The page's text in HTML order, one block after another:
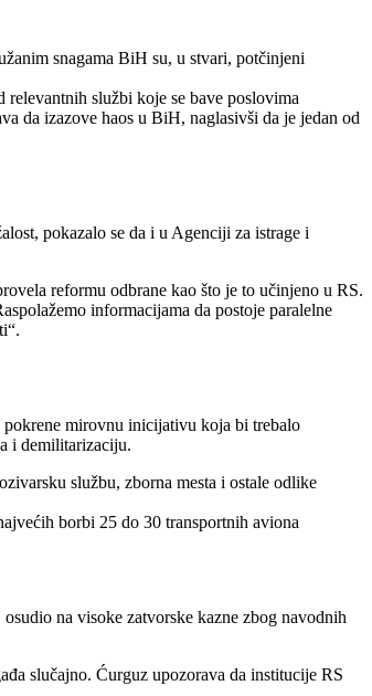
snagama BiH su, u stvari, potčinjeni
službi koje se bave poslovima
da izazove haos u BiH, naglasivši da je jedan od
pokazalo se da i u Agenciji za istrage i
reformu odbrane kao što je to učinjeno u RS.
informacijama da postoje paralelne
pokrene mirovnu inicijativu koja bi trebalo
i demilitarizaciju.
službu, zborna mesta i ostale odlike
borbi 25 do 30 transportnih aviona
na visoke zatvorske kazne zbog navodnih
slučajno. Ćurguz upozorava da institucije RS